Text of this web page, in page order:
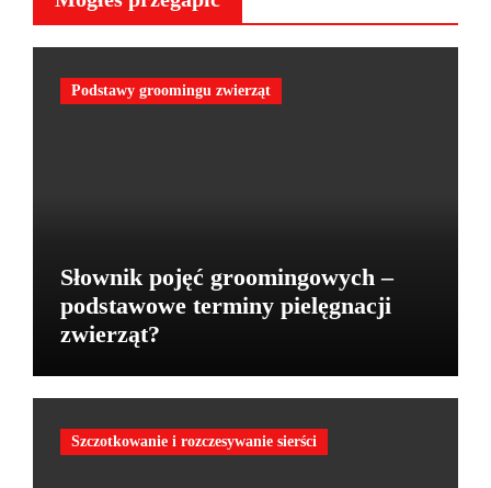
Podstawy groomingu zwierząt
Słownik pojęć groomingowych –
podstawowe terminy pielęgnacji
zwierząt?
Szczotkowanie i rozczesywanie sierści